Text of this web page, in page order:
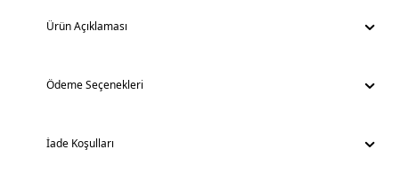
Ürün Açıklaması
Ödeme Seçenekleri
İade Koşulları